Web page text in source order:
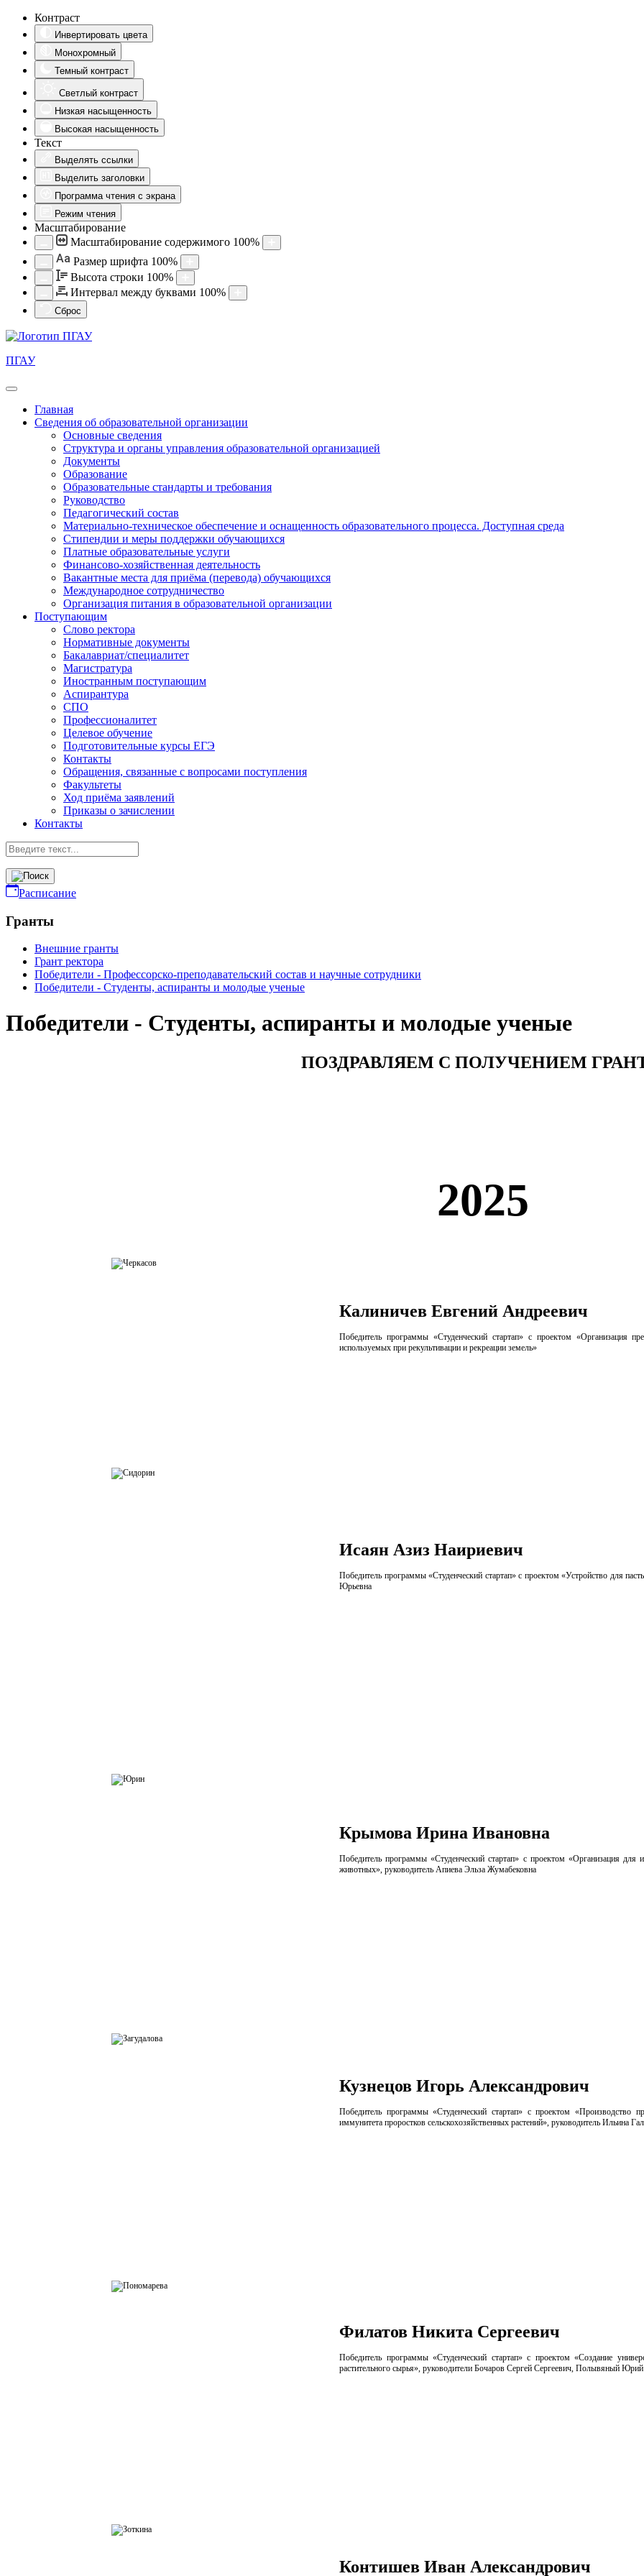
Контраст
Инвертировать цвета
Монохромный
Темный контраст
Светлый контраст
Низкая насыщенность
Высокая насыщенность
Текст
Выделять ссылки
Выделить заголовки
Программа чтения с экрана
Режим чтения
Масштабирование
Масштабирование содержимого 100%
Aa Размер шрифта 100%
Высота строки 100%
Интервал между буквами 100%
Сброс
ПГАУ
Главная
Сведения об образовательной организации
Основные сведения
Структура и органы управления образовательной организацией
Документы
Образование
Образовательные стандарты и требования
Руководство
Педагогический состав
Материально-техническое обеспечение и оснащенность образовательного процесса. Доступная среда
Стипендии и меры поддержки обучающихся
Платные образовательные услуги
Финансово-хозяйственная деятельность
Вакантные места для приёма (перевода) обучающихся
Международное сотрудничество
Организация питания в образовательной организации
Поступающим
Слово ректора
Нормативные документы
Бакалавриат/специалитет
Магистратура
Иностранным поступающим
Аспирантура
СПО
Профессионалитет
Целевое обучение
Подготовительные курсы ЕГЭ
Контакты
Обращения, связанные с вопросами поступления
Факультеты
Ход приёма заявлений
Приказы о зачислении
Контакты
Расписание
Гранты
Внешние гранты
Грант ректора
Победители - Профессорско-преподавательский состав и научные сотрудники
Победители - Студенты, аспиранты и молодые ученые
Победители - Студенты, аспиранты и молодые ученые
ПОЗДРАВЛЯЕМ С ПОЛУЧЕНИЕМ
2025
Калиничев Евгений Андреевич
Победитель программы «Студенческий стартап» с проектом «Организация
используемых при рекультивации и рекреации земель»
Исаян Азиз Наириевич
Победитель программы «Студенческий стартап» с проектом «Устройство для
Юрьевна
Крымова Ирина Ивановна
Победитель программы «Студенческий стартап» с проектом «Организация
животных», руководитель Апиева Эльза Жумабековна
Кузнецов Игорь Александрович
Победитель программы «Студенческий стартап» с проектом
иммунитета проростков сельскохозяйственных растений», руководитель Ильина
Филатов Никита Сергеевич
Победитель программы «Студенческий стартап» с проектом «Создание
растительного сырья», руководители Бочаров Сергей Сергеевич, Полывяный
Контишев Иван Александрович